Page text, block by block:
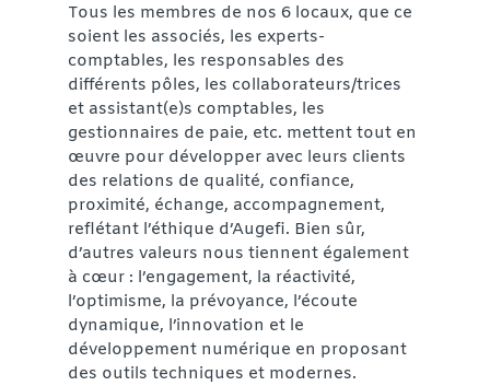
Tous les membres de nos 6 locaux, que ce
soient les associés, les experts-
comptables, les responsables des
différents pôles, les collaborateurs/trices
et assistant(e)s comptables, les
gestionnaires de paie, etc. mettent tout en
œuvre pour développer avec leurs clients
des relations de qualité, confiance,
proximité, échange, accompagnement,
reflétant l’éthique d’Augefi. Bien sûr,
d’autres valeurs nous tiennent également
à cœur : l’engagement, la réactivité,
l’optimisme, la prévoyance, l’écoute
dynamique, l’innovation et le
développement numérique en proposant
des outils techniques et modernes.